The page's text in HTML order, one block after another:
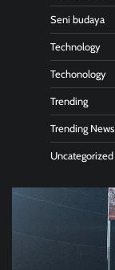
Seni budaya
Technology
Techonology
Trending
Trending News
Uncategorized